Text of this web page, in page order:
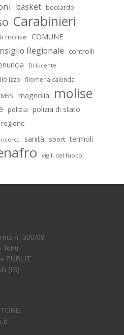
basket boccardo
Carabinieri
molise COMUNE
Regionale controlli
Di lucente
Izzo filomena calenda
M5S magnolia molise
polizia polizia di stato
regione
ricerca sanità sport termoli
vigili del fuoco
n. 300/09
Tonti
PUBLIT
(IS)